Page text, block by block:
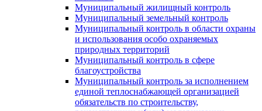
Муниципальный жилищный контроль
Муниципальный земельный контроль
Муниципальный контроль в области охраны
и использования особо охраняемых
природных территорий
Муниципальный контроль в сфере
благоустройства
Муниципальный контроль за исполнением
единой теплоснабжающей организацией
обязательств по строительству,